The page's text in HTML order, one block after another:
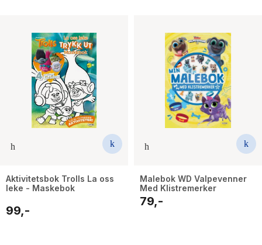
Aktivitetsbok Trolls La oss
leke - Maskebok
99,-
Malebok WD Valpevenner
Med Klistremerker
79,-